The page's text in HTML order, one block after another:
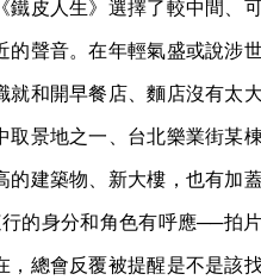
皮人生》選擇了較中間、
的聲音。在年輕氣盛或說涉
就和開早餐店、麵店沒有太
取景地之一、台北樂業街某
的建築物、新大樓，也有加
的身分和角色有呼應──拍
，總會反覆被提醒是不是該